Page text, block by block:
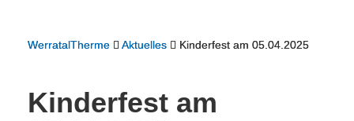
WerratalTherme Aktuelles Kinderfest am 05.04.2025
Kinderfest am